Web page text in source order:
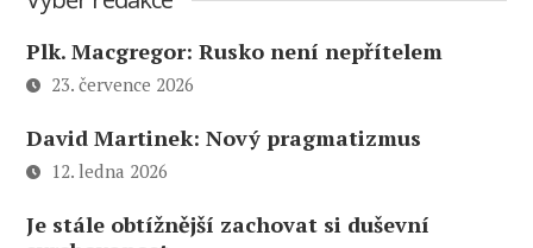
Plk. Macgregor: Rusko není nepřítelem
23. července 2026
David Martinek: Nový pragmatizmus
12. ledna 2026
Je stále obtížnější zachovat si duševní